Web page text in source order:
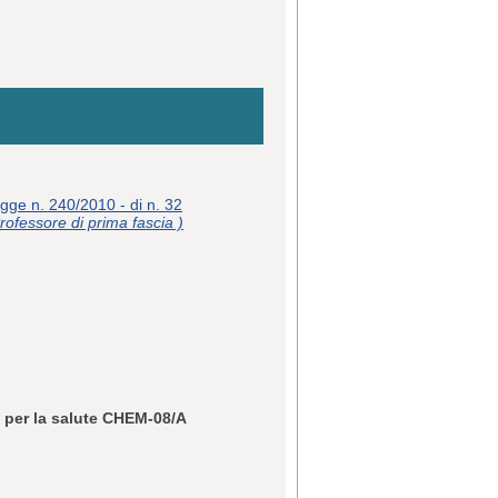
n. 240/2010 - di n. 32
di prima fascia )
la salute CHEM-08/A